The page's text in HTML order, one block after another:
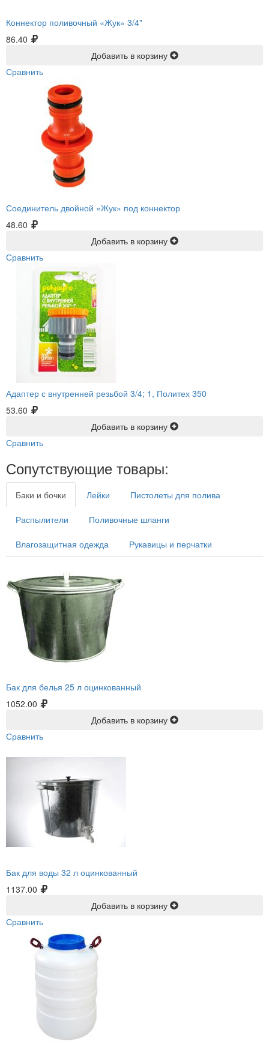
Коннектор поливочный «Жук» 3/4"
86.40
Добавить в корзину
Сравнить
Соединитель двойной «Жук» под коннектор
48.60
Добавить в корзину
Сравнить
Адаптер с внутренней резьбой 3/4; 1, Политех 350
53.60
Добавить в корзину
Сравнить
Сопутствующие товары:
Баки и бочки Лейки Пистолеты для полива
Распылители Поливочные шланги
Влагозащитная одежда Рукавицы и перчатки
Бак для белья 25 л оцинкованный
1052.00
Добавить в корзину
Сравнить
Бак для воды 32 л оцинкованный
1137.00
Добавить в корзину
Сравнить